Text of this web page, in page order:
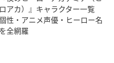
ロアカ）』キャラクター一覧
性・アニメ声優・ヒーロー名
を全網羅